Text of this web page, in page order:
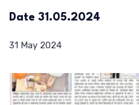
Date 31.05.2024
31 May 2024